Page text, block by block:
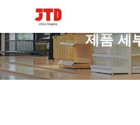
제품 세